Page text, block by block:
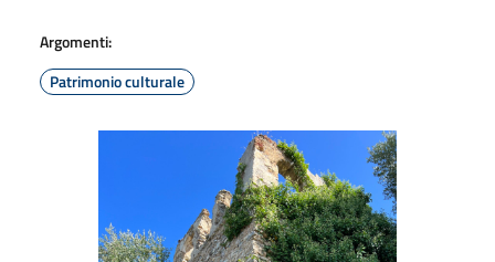
Argomenti:
Patrimonio culturale